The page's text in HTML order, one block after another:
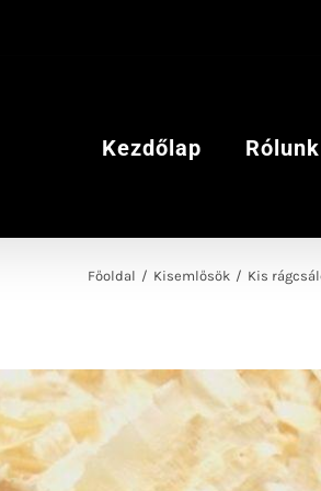
Kezdőlap Rólunk
Főoldal / Kisemlősök / Kis